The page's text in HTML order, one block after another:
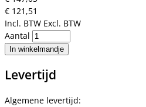
€ 121,51
Incl. BTW Excl. BTW
Aantal
In winkelmandje
Levertijd
Algemene levertijd: